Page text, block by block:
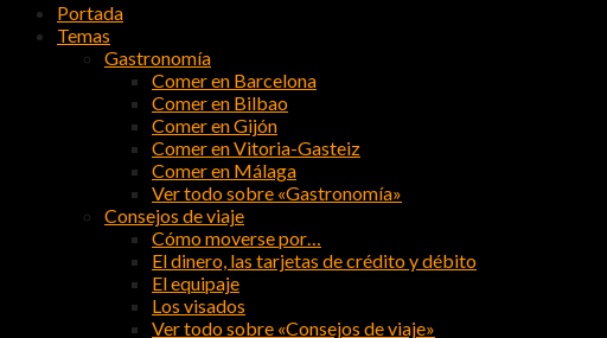
Portada
Temas
Gastronomía
Comer en Barcelona
Comer en Bilbao
Comer en Gijón
Comer en Vitoria-Gasteiz
Comer en Málaga
Ver todo sobre «Gastronomía»
Consejos de viaje
Cómo moverse por…
El dinero, las tarjetas de crédito y débito
El equipaje
Los visados
Ver todo sobre «Consejos de viaje»